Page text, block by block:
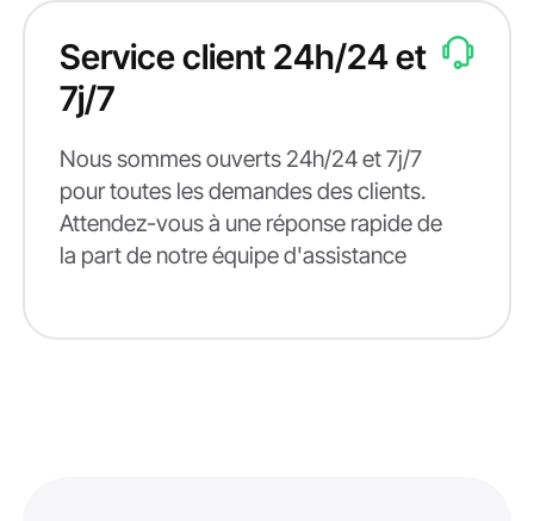
Service client 24h/24 et
7j/7
Nous sommes ouverts 24h/24 et 7j/7
pour toutes les demandes des clients.
Attendez-vous à une réponse rapide de
la part de notre équipe d'assistance